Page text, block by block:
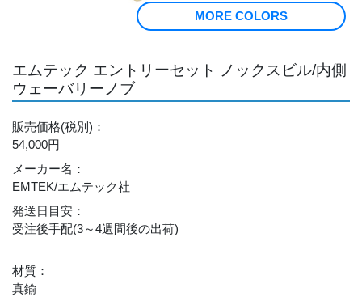
MORE COLORS
エムテック エントリーセット ノックスビル/内側
ウェーバリーノブ
販売価格(税別) ：
54,000円
メーカー名 ：
EMTEK/エムテック社
発送日目安 ：
受注後手配(3～4週間後の出荷)
材質 ：
真鍮